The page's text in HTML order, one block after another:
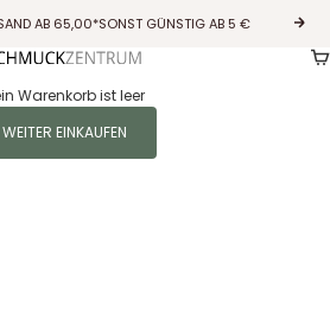
AB 65,00*SONST GÜNSTIG AB 5 €
Vor
Warenkorb ist leer
WEITER EINKAUFEN